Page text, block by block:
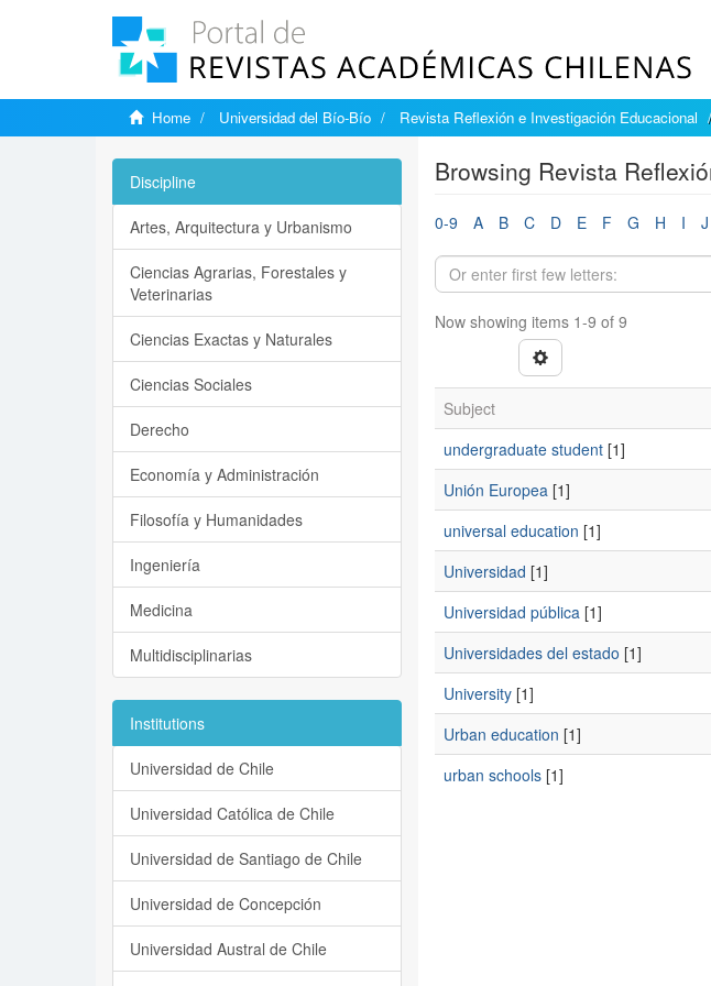
Home Universidad del Bío-Bío Revista Reflexión e Investigación Educacional
Browsing Revista
0-9 A B C D E F G H I J
Now showing items 1-9 of 9
Subject
undergraduate student[1]
Unión Europea[1]
universal education [1]
Universidad [1]
Universidad pública[1]
Universidades del estado [1]
University[1]
Urban education [1]
urban schools[1]
Discipline
Artes, Arquitectura y Urbanismo
Ciencias Agrarias, Forestales y
Veterinarias
Ciencias Exactas y Naturales
Ciencias Sociales
Derecho
Economía y Administración
Filosofía y Humanidades
Ingeniería
Medicina
Multidisciplinarias
Institutions
Universidad de Chile
Universidad Católica de Chile
Universidad de Santiago de Chile
Universidad de Concepción
Universidad Austral de Chile